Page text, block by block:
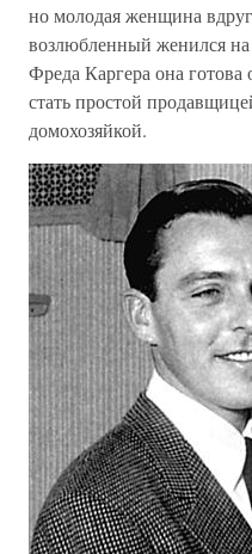
но молодая женщина вдруг
возлюбленный женился на
Фреда Каргера она готова
стать простой
домохозяйкой.